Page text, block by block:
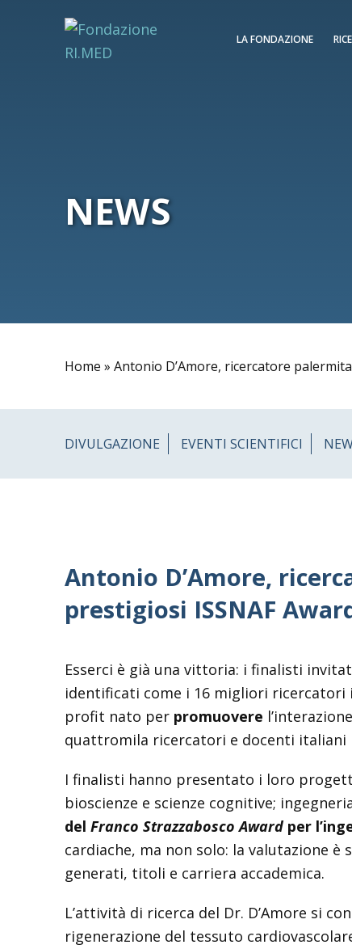
LA FONDAZIONE
NEWS
Home » Antonio D’Amore, ricercatore
DIVULGAZIONE EVENTI SCIENTIFICI
Antonio D’Amore,
prestigiosi ISSNAF
Esserci è già una vittoria: i finalisti
identificati come i 16 migliori ricercatori
profit nato per promuovere
quattromila ricercatori e docenti italiani
I finalisti hanno presentato i loro
bioscienze e scienze cognitive;
del Franco Strazzabosco Awardper
cardiache, ma non solo: la valutazione
generati, titoli e carriera accademica.
L’attività di ricerca del Dr. D’Amore si
rigenerazione del tessuto